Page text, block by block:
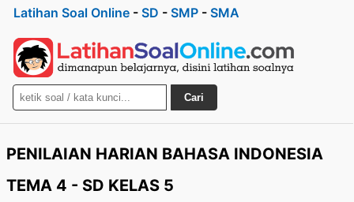
Latihan Soal Online - SD - SMP - SMA
Cari
PENILAIAN HARIAN BAHASA INDONESIA
TEMA 4 - SD KELAS 5